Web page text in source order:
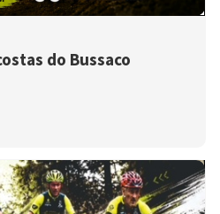
do Bussaco